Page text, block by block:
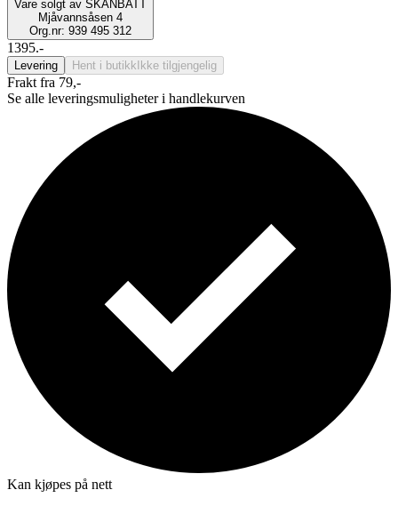
Vare solgt av SKANBATT
Mjåvannsåsen 4
Org.nr: 939 495 312
1395.-
Levering Hent i butikk Ikke tilgjengelig
Frakt fra 79,-
Se alle leveringsmuligheter i handlekurven
Kan kjøpes på nett